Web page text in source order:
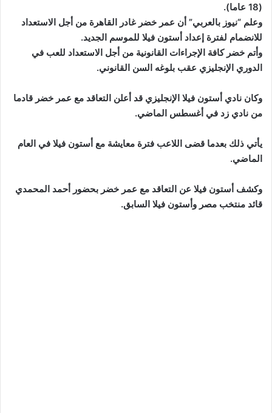
(18 عاما).
وعلم “نيوز بالعربي” أن عمر خضر غادر القاهرة من أجل الاستعداد
للانضمام لفترة إعداد أستون فيلا للموسم الجديد.
وأتم خضر كافة الإجراءات القانونية من أجل الاستعداد للعب في
الدوري الإنجليزي عقب بلوغه السن القانوني.
وكان نادي أستون فيلا الإنجليزي قد أعلن التعاقد مع عمر خضر قادما
من نادي زد في أغسطس الماضي.
يأتي ذلك بعدما قضى اللاعب فترة معايشة مع أستون فيلا في العام
الماضي.
وكشف أستون فيلا عن التعاقد مع عمر خضر بحضور أحمد المحمدي
قائد منتخب مصر وأستون فيلا السابق.